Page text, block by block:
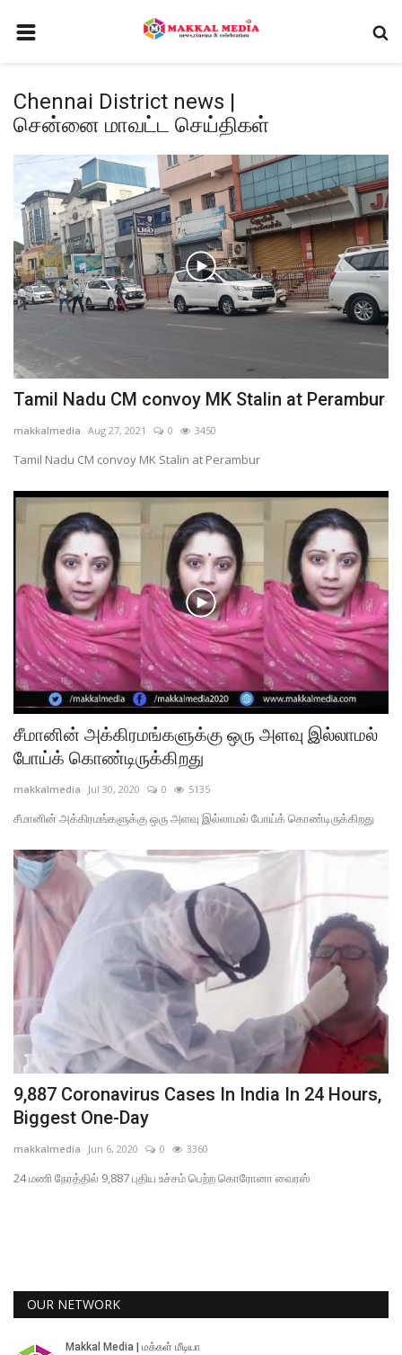
CONTACT
GALLERY
செய்திகள்
டிவி
வீடியோ
TERMS AND CONDITIONS
வர்த்தகம்
ஜோதிடம்
CONTACT
கல்வி
ஆன்மிகம்
சமையல்
விளையாட்டு
தமிழ் பாடல் வரிகள்
விளம்பரம்
புகைப்படங்கள்
Chennai District news |
சென்னை மாவட்ட செய்திகள்
Tamil Nadu CM convoy MK Stalin at Perambur
makkalmedia Aug 27, 2021 0 3450
Tamil Nadu CM convoy MK Stalin at Perambur
சீமானின் அக்கிரமங்களுக்கு ஒரு அளவு இல்லாமல்
போய்க் கொண்டிருக்கிறது
makkalmedia Jul 30, 2020 0 5135
சீமானின் அக்கிரமங்களுக்கு ஒரு அளவு இல்லாமல் போய்க் கொண்டிருக்கிறது
9,887 Coronavirus Cases In India In 24 Hours,
Biggest One-Day
makkalmedia Jun 6, 2020 0 3360
24 மணி நேரத்தில் 9,887 புதிய உச்சம் பெற்ற கொரோனா வைரஸ்
OUR NETWORK